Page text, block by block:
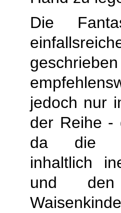
Die
jedoch nur
der Reihe -
da die
inhaltlich
und den